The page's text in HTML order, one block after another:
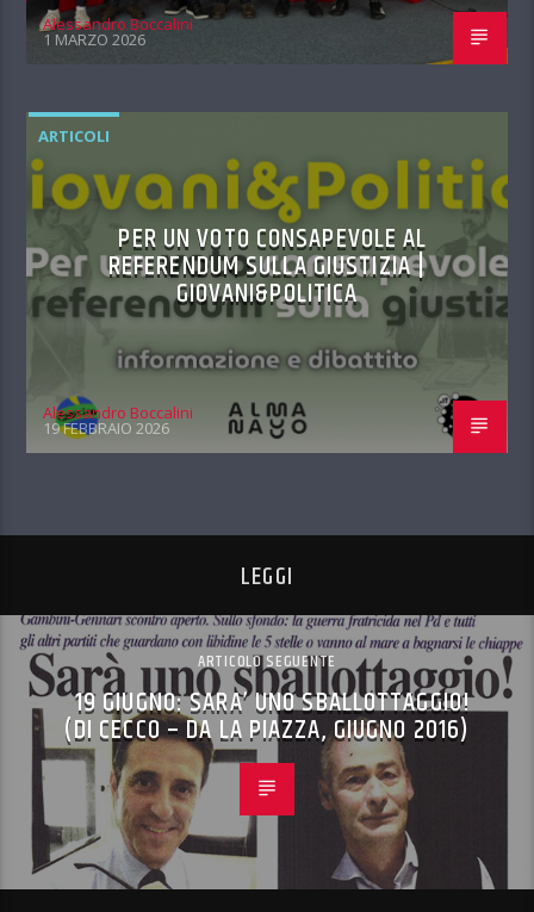
Alessandro Boccalini
1 MARZO 2026
ARTICOLI
PER UN VOTO CONSAPEVOLE AL
REFERENDUM SULLA GIUSTIZIA |
GIOVANI&POLITICA
Alessandro Boccalini
19 FEBBRAIO 2026
LEGGI
ARTICOLO SEGUENTE
19 GIUGNO: SARA’ UNO SBALLOTTAGGIO!
(DI CECCO – DA LA PIAZZA, GIUGNO 2016)